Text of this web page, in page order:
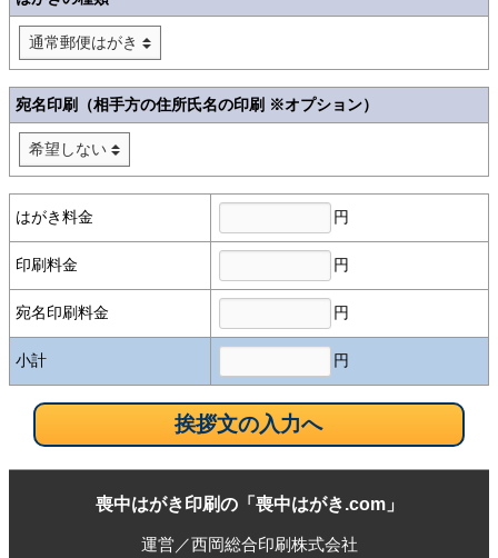
宛名印刷（相手方の住所氏名の印刷 ※オプション）
はがき料金 円
印刷料金 円
宛名印刷料金 円
小計 円
喪中はがき印刷の「喪中はがき.com」
運営／西岡総合印刷株式会社